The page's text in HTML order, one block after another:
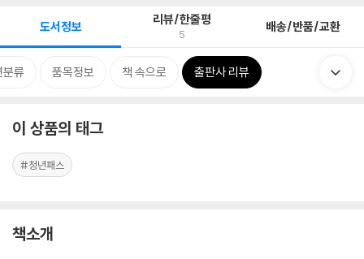
도서정보 리뷰/한줄평
5 배송/반품/교환
분류 품목정보 책 속으로 출판사 리뷰
이 상품의 태그
#청년패스
책소개